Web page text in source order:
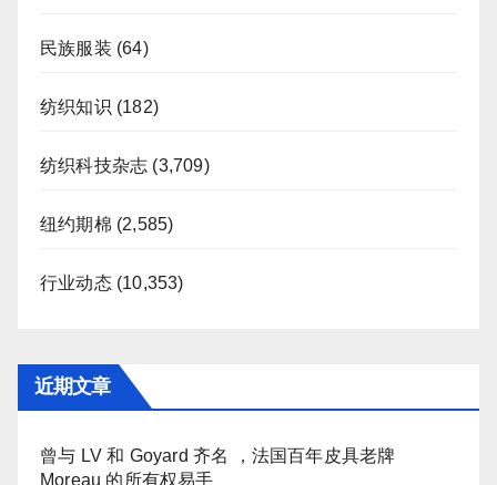
民族服装 (64)
纺织知识 (182)
纺织科技杂志 (3,709)
纽约期棉 (2,585)
行业动态(10,353)
近期文章
曾与 LV 和 Goyard 齐名 ，法国百年皮具老牌
Moreau 的所有权易手